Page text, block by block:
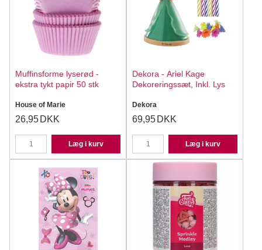
Muffinsforme lyserød -
ekstra tykt papir 50 stk
House of Marie
26,95 DKK
Læg i kurv
Dekora - Ariel Kage
Dekoreringssæt, Inkl. Lys
Dekora
69,95 DKK
Læg i kurv